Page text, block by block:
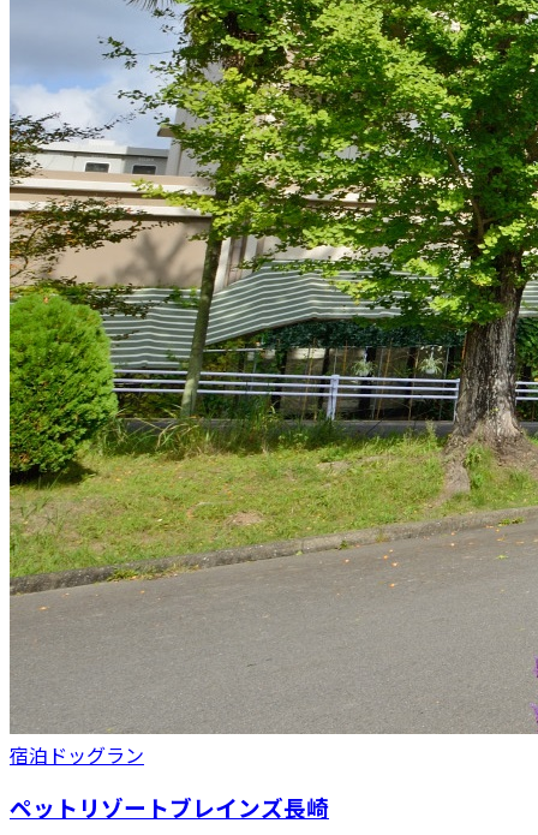
宿泊 ドッグラン
ペットリゾートブレインズ長崎